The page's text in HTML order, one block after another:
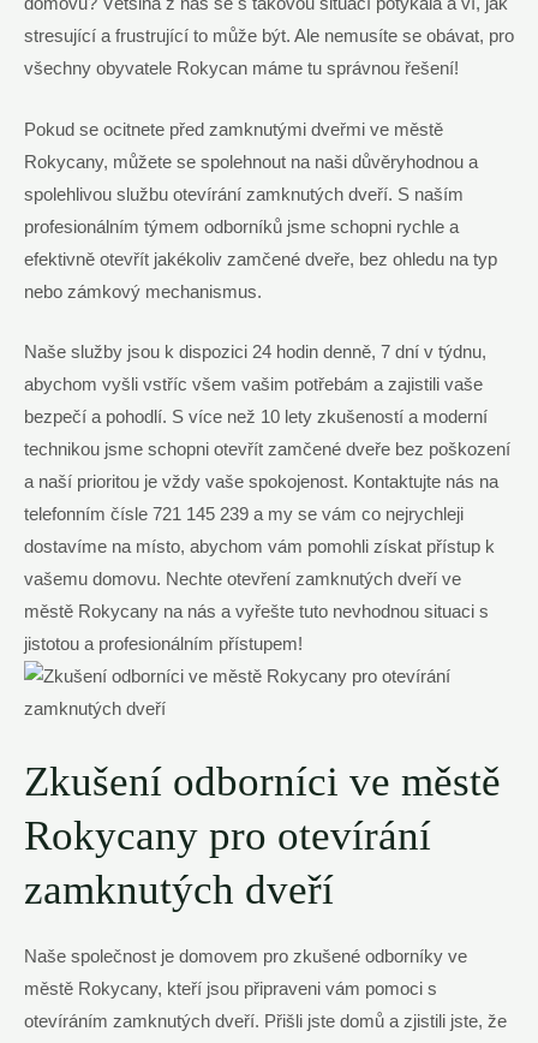
domovu? Většina z nás se s takovou situací potýkala a ví, jak
stresující a frustrující to může být. Ale nemusíte se obávat, pro
všechny obyvatele Rokycan máme tu správnou řešení!
Pokud se ocitnete před zamknutými dveřmi ve městě
Rokycany, můžete se spolehnout na naši důvěryhodnou a
spolehlivou službu otevírání zamknutých dveří. S naším
profesionálním týmem odborníků jsme schopni rychle a
efektivně otevřít jakékoliv zamčené dveře, bez ohledu na typ
nebo zámkový mechanismus.
Naše služby jsou k dispozici 24 hodin denně, 7 dní v týdnu,
abychom vyšli vstříc všem vašim potřebám a zajistili vaše
bezpečí a pohodlí. S více než 10 lety zkušeností a moderní
technikou jsme schopni otevřít zamčené dveře bez poškození
a naší prioritou je vždy vaše spokojenost. Kontaktujte nás na
telefonním čísle 721 145 239 a my se vám co nejrychleji
dostavíme na místo, abychom vám pomohli získat přístup k
vašemu domovu. Nechte otevření zamknutých dveří ve
městě Rokycany na nás a vyřešte tuto nevhodnou situaci s
jistotou a profesionálním přístupem!
Zkušení odborníci ve městě
Rokycany pro otevírání
zamknutých dveří
Naše společnost je domovem pro zkušené odborníky ve
městě Rokycany, kteří jsou připraveni vám pomoci s
otevíráním zamknutých dveří. Přišli jste domů a zjistili jste, že